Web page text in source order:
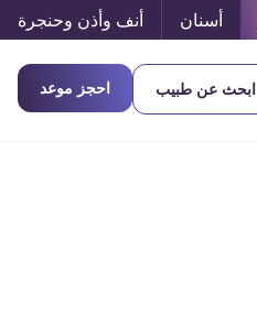
أسنان أنف وأذن وحنجرة
ابحث عن طبيب احجز موعد